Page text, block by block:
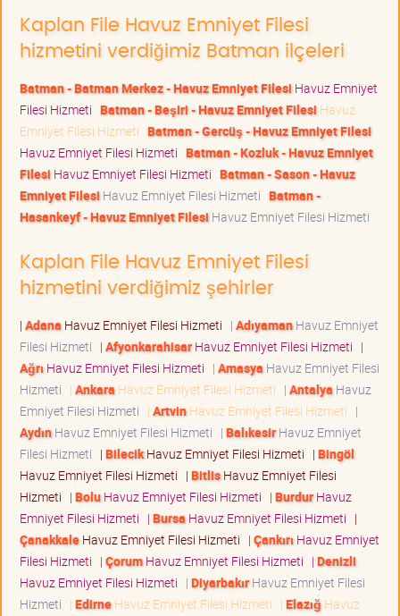
Kaplan File Havuz Emniyet Filesi
hizmetini verdiğimiz Batman ilçeleri
Batman - Batman Merkez - Havuz Emniyet Filesi Havuz Emniyet
Filesi Hizmeti Batman - Beşiri - Havuz Emniyet Filesi Havuz
Emniyet Filesi Hizmeti Batman - Gercüş - Havuz Emniyet Filesi
Havuz Emniyet Filesi Hizmeti Batman - Kozluk - Havuz Emniyet
Filesi Havuz Emniyet Filesi Hizmeti Batman - Sason - Havuz
Emniyet Filesi Havuz Emniyet Filesi Hizmeti Batman -
Hasankeyf - Havuz Emniyet Filesi Havuz Emniyet Filesi Hizmeti
Kaplan File Havuz Emniyet Filesi
hizmetini verdiğimiz şehirler
| Adana Havuz Emniyet Filesi Hizmeti | AdıyamanHavuz Emniyet
Filesi Hizmeti | AfyonkarahisarHavuz Emniyet Filesi Hizmeti |
Ağrı Havuz Emniyet Filesi Hizmeti | Amasya Havuz Emniyet Filesi
Hizmeti | Ankara Havuz Emniyet Filesi Hizmeti | Antalya Havuz
Emniyet Filesi Hizmeti | ArtvinHavuz Emniyet Filesi Hizmeti |
AydınHavuz Emniyet Filesi Hizmeti | BalıkesirHavuz Emniyet
Filesi Hizmeti | BilecikHavuz Emniyet Filesi Hizmeti | Bingöl
Havuz Emniyet Filesi Hizmeti | BitlisHavuz Emniyet Filesi
Hizmeti | BoluHavuz Emniyet Filesi Hizmeti | BurdurHavuz
Emniyet Filesi Hizmeti | Bursa Havuz Emniyet Filesi Hizmeti |
ÇanakkaleHavuz Emniyet Filesi Hizmeti | Çankırı Havuz Emniyet
Filesi Hizmeti | ÇorumHavuz Emniyet Filesi Hizmeti | Denizli
Havuz Emniyet Filesi Hizmeti | DiyarbakırHavuz Emniyet Filesi
Hizmeti | EdirneHavuz Emniyet Filesi Hizmeti | Elazığ Havuz